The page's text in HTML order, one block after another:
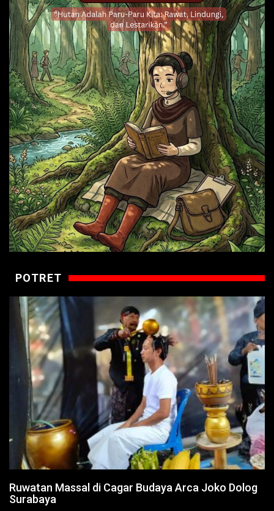
POTRET
Ruwatan Massal di Cagar Budaya Arca Joko Dolog
Surabaya